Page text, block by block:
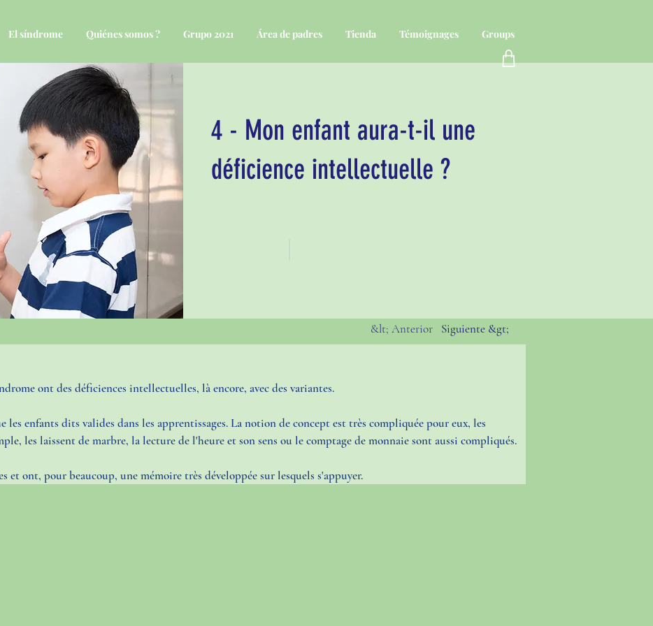
El síndrome Quiénes somos ? Grupo 2021 Área de padres Tienda Témoignages Groups
4 - Mon enfant aura-t-il une
déficience intellectuelle ?
ont des déficiences intellectuelles, là encore, avec des variantes.
les enfants dits valides dans les apprentissages. La notion de concept est très compliquée pour eux, les
les laissent de marbre, la lecture de l'heure et son sens ou le comptage de monnaie sont aussi compliqués.
et ont, pour beaucoup, une mémoire très développée sur lesquels s'appuyer.
&lt; Anterior Siguiente &gt;